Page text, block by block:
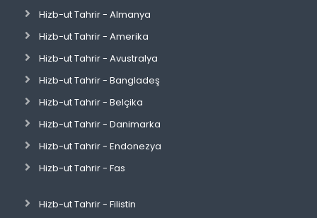
Hizb-ut Tahrir - Almanya
Hizb-ut Tahrir - Amerika
Hizb-ut Tahrir - Avustralya
Hizb-ut Tahrir - Bangladeş
Hizb-ut Tahrir - Belçika
Hizb-ut Tahrir - Danimarka
Hizb-ut Tahrir - Endonezya
Hizb-ut Tahrir - Fas
Hizb-ut Tahrir - Filistin